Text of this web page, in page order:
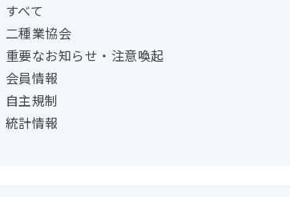
すべて
二種業協会
重要なお知らせ・注意喚起
会員情報
自主規制
統計情報